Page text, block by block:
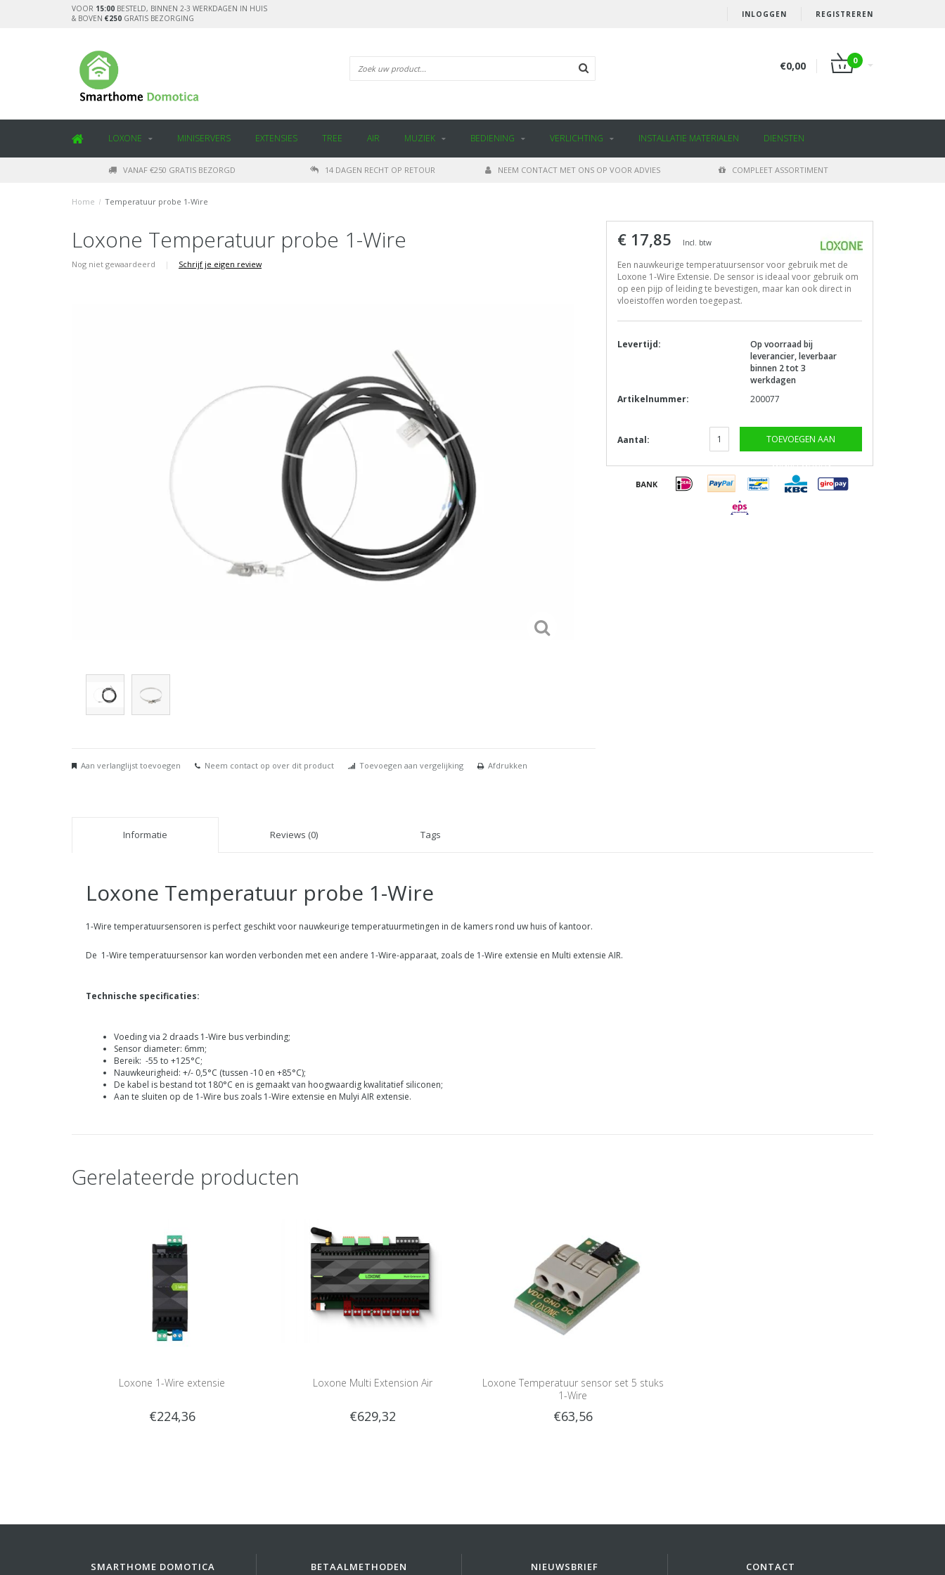
INLOGGEN REGISTREREN
VOOR 15:00 BESTELD, BINNEN 2-3 WERKDAGEN IN HUIS
& BOVEN €250 GRATIS BEZORGING
€0,00 0
LOXONE MINISERVERS EXTENSIES TREE AIR MUZIEK BEDIENING VERLICHTING INSTALLATIE MATERIALEN DIENSTEN
VANAF €250 GRATIS BEZORGD 14 DAGEN RECHT OP RETOUR NEEM CONTACT MET ONS OP VOOR ADVIES COMPLEET ASSORTIMENT
Home / Temperatuur probe 1-Wire
Loxone Temperatuur probe 1-Wire
Nog niet gewaardeerd | Schrijf je eigen review
Aan verlanglijst toevoegen Neem contact op over dit product Toevoegen aan vergelijking Afdrukken
€ 17,85 Incl. btw
Een nauwkeurige temperatuursensor voor gebruik met de
Loxone 1-Wire Extensie. De sensor is ideaal voor gebruik om
op een pijp of leiding te bevestigen, maar kan ook direct in
vloeistoffen worden toegepast.
Levertijd:
Op voorraad bij
leverancier, leverbaar
binnen 2 tot 3
werkdagen
Artikelnummer:
200077
Aantal: TOEVOEGEN AAN
WINKELWAGEN
Informatie Reviews (0) Tags
Loxone Temperatuur probe 1-Wire
1-Wire temperatuursensoren is perfect geschikt voor nauwkeurige temperatuurmetingen in de kamers rond uw huis of kantoor.
De 1-Wire temperatuursensor kan worden verbonden met een andere 1-Wire-apparaat, zoals de 1-Wire extensie en Multi extensie AIR.
Technische specificaties:
Voeding via 2 draads 1-Wire bus verbinding;
Sensor diameter: 6mm;
Bereik: -55 to +125°C;
Nauwkeurigheid: +/- 0,5°C (tussen -10 en +85°C);
De kabel is bestand tot 180°C en is gemaakt van hoogwaardig kwalitatief siliconen;
Aan te sluiten op de 1-Wire bus zoals 1-Wire extensie en Mulyi AIR extensie.
Gerelateerde producten
Loxone 1-Wire extensie
€224,36
Loxone Multi Extension Air
€629,32
Loxone Temperatuur sensor set 5 stuks
1-Wire
€63,56
SMARTHOME DOMOTICA BETAALMETHODEN NIEUWSBRIEF CONTACT